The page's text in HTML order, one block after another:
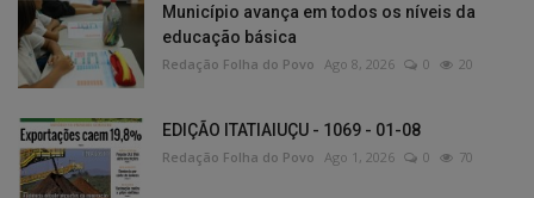
Município avança em todos os níveis da
educação básica
Redação Folha do Povo Ago 8, 2026 0 20
EDIÇÃO ITATIAIUÇU - 1069 - 01-08
Redação Folha do Povo Ago 1, 2026 0 70